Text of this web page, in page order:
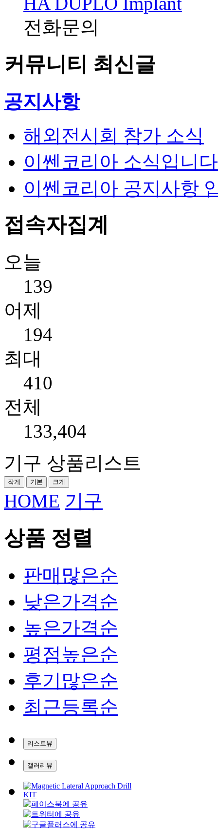
전화문의
커뮤니티 최신글
공지사항
해외전시회 참가 소식
이쎈코리아 소식입니
이쎈코리아 공지사항
접속자집계
오늘
139
어제
194
최대
410
전체
133,404
기구 상품리스트
작게 기본 크게
HOME 기구
상품 정렬
판매많은순
낮은가격순
높은가격순
평점높은순
후기많은순
최근등록순
리스트뷰
갤러리뷰